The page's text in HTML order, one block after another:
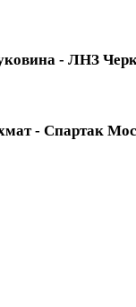
- ЛНЗ
- Спартак